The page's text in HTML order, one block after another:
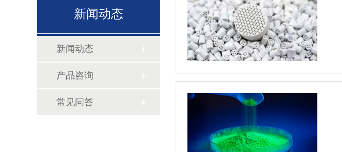
新闻动态
新闻动态
产品咨询
常见问答